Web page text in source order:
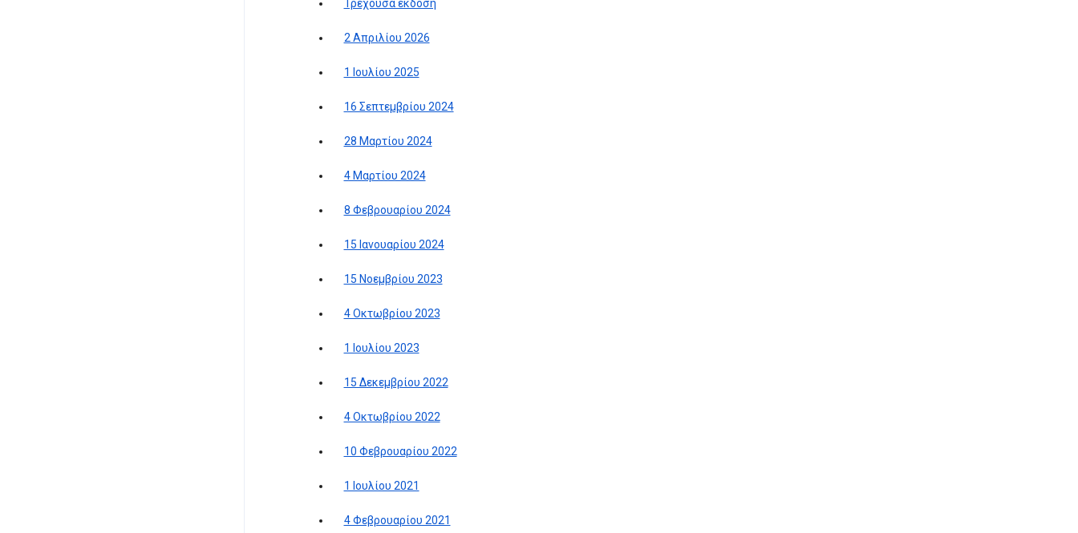
Τρέχουσα έκδοση
2 Απριλίου 2026
1 Ιουλίου 2025
16 Σεπτεμβρίου 2024
28 Μαρτίου 2024
4 Μαρτίου 2024
8 Φεβρουαρίου 2024
15 Ιανουαρίου 2024
15 Νοεμβρίου 2023
4 Οκτωβρίου 2023
1 Ιουλίου 2023
15 Δεκεμβρίου 2022
4 Οκτωβρίου 2022
10 Φεβρουαρίου 2022
1 Ιουλίου 2021
4 Φεβρουαρίου 2021